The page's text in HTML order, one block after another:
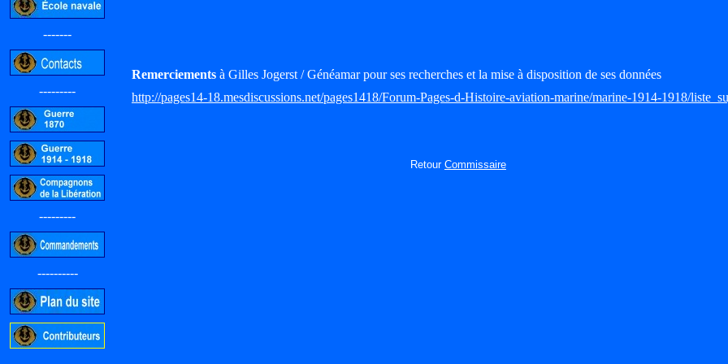
-------
---------
---------
----------
Remerciements à Gilles Jogerst / Généamar pour ses recherches et la mise à disposition de ses données
http://pages14-18.mesdiscussions.net/pages1418/Forum-Pages-d-Histoire-aviation-marine/marine-1914-1918/
Retour Commissaire